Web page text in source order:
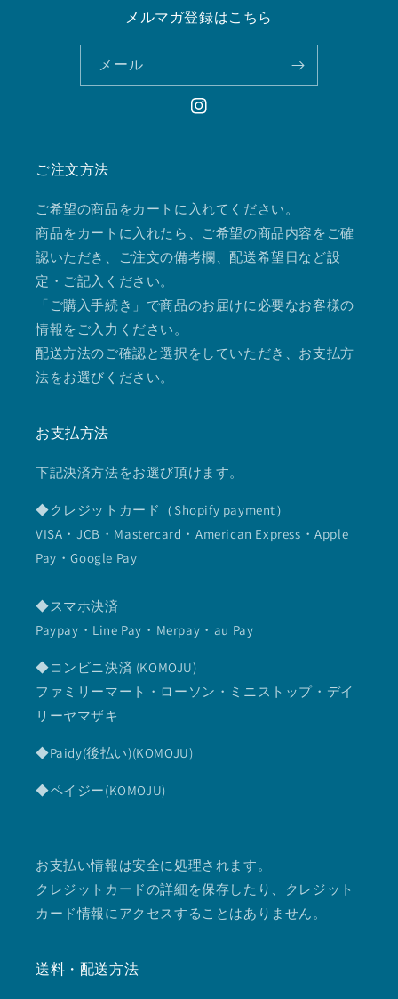
メルマガ登録はこちら
メール
Instagram
ご注文方法
ご希望の商品をカートに入れてください。
商品をカートに入れたら、ご希望の商品内容をご確
認いただき、ご注文の備考欄、配送希望日など設
定・ご記入ください。
「ご購入手続き」で商品のお届けに必要なお客様の
情報をご入力ください。
配送方法のご確認と選択をしていただき、お支払方
法をお選びください。
お支払方法
下記決済方法をお選び頂けます。
◆クレジットカード（Shopify payment）
VISA・JCB・Mastercard・American Express・Apple
Pay・Google Pay
◆スマホ決済
Paypay・Line Pay・Merpay・au Pay
◆コンビニ決済 (KOMOJU)
ファミリーマート・ローソン・ミニストップ・デイ
リーヤマザキ
◆Paidy(後払い)(KOMOJU)
◆ペイジー(KOMOJU)
お支払い情報は安全に処理されます。
クレジットカードの詳細を保存したり、クレジット
カード情報にアクセスすることはありません。
送料・配送方法